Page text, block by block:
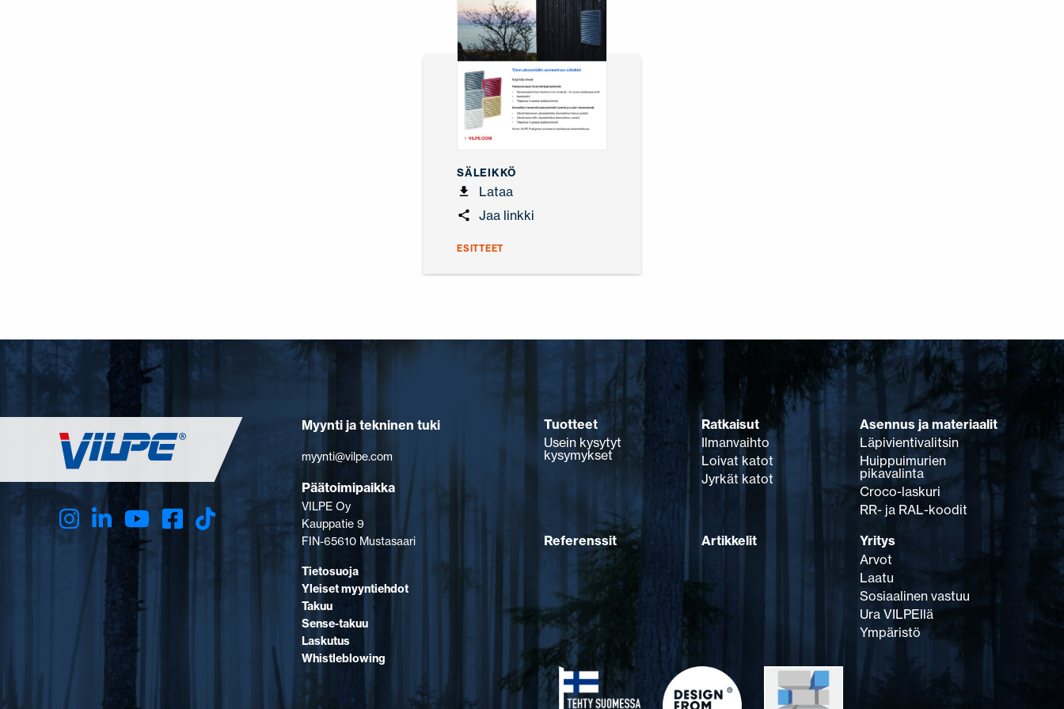
SÄLEIKKÖ
Lataa
Jaa linkki
ESITTEET
Myynti ja tekninen tuki
myynti@vilpe.com
Päätoimipaikka
VILPE Oy
Kauppatie 9
FIN-65610 Mustasaari
Tietosuoja
Yleiset myyntiehdot
Takuu
Sense-takuu
Laskutus
Whistleblowing
Tuotteet
Usein kysytyt
kysymykset
Ratkaisut
Ilmanvaihto
Loivat katot
Jyrkät katot
Asennus ja materiaalit
Läpivientivalitsin
Huippuimurien
pikavalinta
Croco-laskuri
RR- ja RAL-koodit
Referenssit
Artikkelit
Yritys
Arvot
Laatu
Sosiaalinen vastuu
Ura VILPEllä
Ympäristö